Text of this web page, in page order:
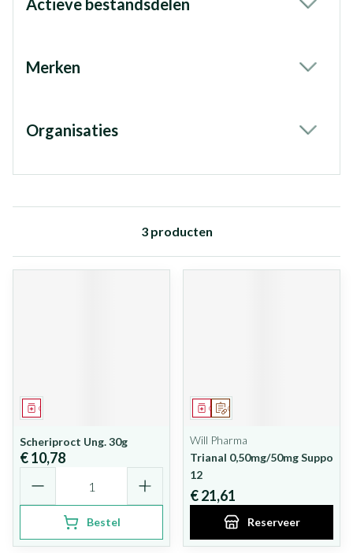
Actieve bestandsdelen
Merken
Organisaties
3producten
Geneesmiddel
Scheriproct Ung. 30g
€ 10,78
Bestel
Op voorschrift
Geneesmiddel
Will Pharma
Trianal 0,50mg/50mg Suppo
12
€ 21,61
Reserveer